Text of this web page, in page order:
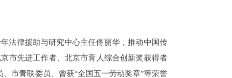
法律援助与研究中心主任佟丽华，推动中国传
市先进工作者、北京市育人综合创新奖获得者
市青联委员、曾获“全国五一劳动奖章”等荣誉